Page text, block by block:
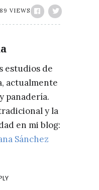
VIEWS
estudios de
actualmente
panadería.
y la
en mi blog:
Sánchez